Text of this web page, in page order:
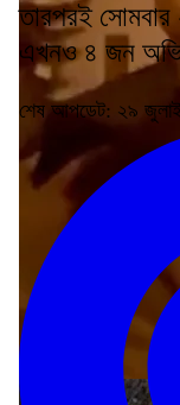
তারপরই
এখনও ৪ জন
শেষ আপডেট: ২৯